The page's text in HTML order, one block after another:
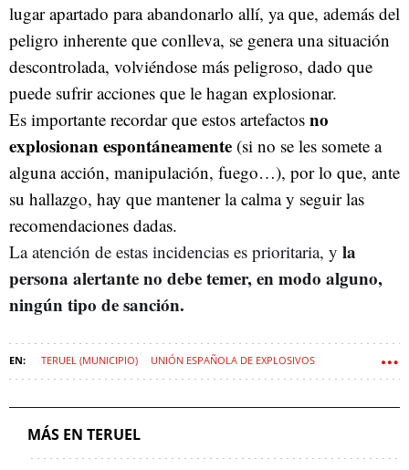
lugar apartado para abandonarlo allí, ya que, además del
peligro inherente que conlleva, se genera una situación
descontrolada, volviéndose más peligroso, dado que
puede sufrir acciones que le hagan explosionar.
Es importante recordar que estos artefactos no
explosionan espontáneamente (si no se les somete a
alguna acción, manipulación, fuego…), por lo que, ante
su hallazgo, hay que mantener la calma y seguir las
recomendaciones dadas.
La atención de estas incidencias es prioritaria, y la
persona alertante no debe temer, en modo alguno,
ningún tipo de sanción.
TERUEL (MUNICIPIO) UNIÓN ESPAÑOLA DE EXPLOSIVOS
MÁS EN TERUEL